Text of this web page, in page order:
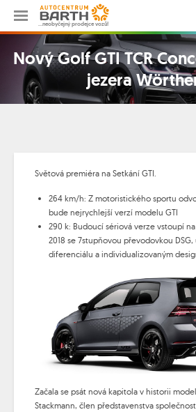
…neobyčejný prodejce vozů!
Nový Golf GTI TCR
jezera
Světová premiéra na Setkání GTI.
264 km/h: Z motoristického sportu
bude nejrychlejší verzí modelu GTI
290 k: Budoucí sériová verze vstoupí
2018 se 7stupňovou převodovkou
diferenciálu a individualizovaným
Začala se psát nová kapitola v historii
Stackmann, člen představenstva